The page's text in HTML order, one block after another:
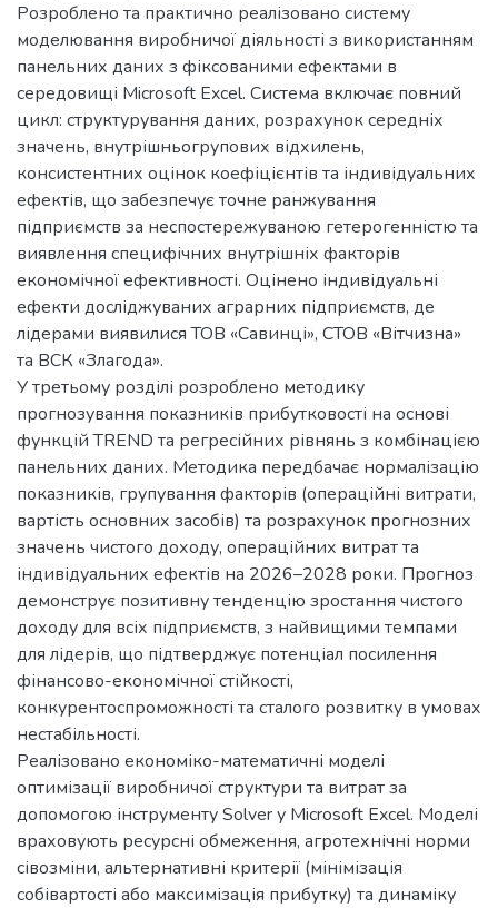
Розроблено та практично реалізовано систему
моделювання виробничої діяльності з використанням
панельних даних з фіксованими ефектами в
середовищі Microsoft Excel. Система включає повний
цикл: структурування даних, розрахунок середніх
значень, внутрішньогрупових відхилень,
консистентних оцінок коефіцієнтів та індивідуальних
ефектів, що забезпечує точне ранжування
підприємств за неспостережуваною гетерогенністю та
виявлення специфічних внутрішніх факторів
економічної ефективності. Оцінено індивідуальні
ефекти досліджуваних аграрних підприємств, де
лідерами виявилися ТОВ «Савинці», СТОВ «Вітчизна»
та ВСК «Злагода».
У третьому розділі розроблено методику
прогнозування показників прибутковості на основі
функцій TREND та регресійних рівнянь з комбінацією
панельних даних. Методика передбачає нормалізацію
показників, групування факторів (операційні витрати,
вартість основних засобів) та розрахунок прогнозних
значень чистого доходу, операційних витрат та
індивідуальних ефектів на 2026–2028 роки. Прогноз
демонструє позитивну тенденцію зростання чистого
доходу для всіх підприємств, з найвищими темпами
для лідерів, що підтверджує потенціал посилення
фінансово-економічної стійкості,
конкурентоспроможності та сталого розвитку в умовах
нестабільності.
Реалізовано економіко-математичні моделі
оптимізації виробничої структури та витрат за
допомогою інструменту Solver у Microsoft Excel. Моделі
враховують ресурсні обмеження, агротехнічні норми
сівозміни, альтернативні критерії (мінімізація
собівартості або максимізація прибутку) та динаміку